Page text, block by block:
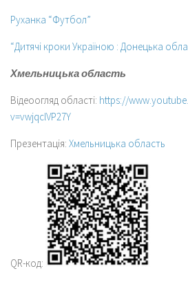
Руханка “Футбол”
“Дитячі кроки Україною : Донецька
Хмельницька область
Відеоогляд області: https://
v=vwjqclVP27Y
Презентація: Хмельницька область
QR-код: